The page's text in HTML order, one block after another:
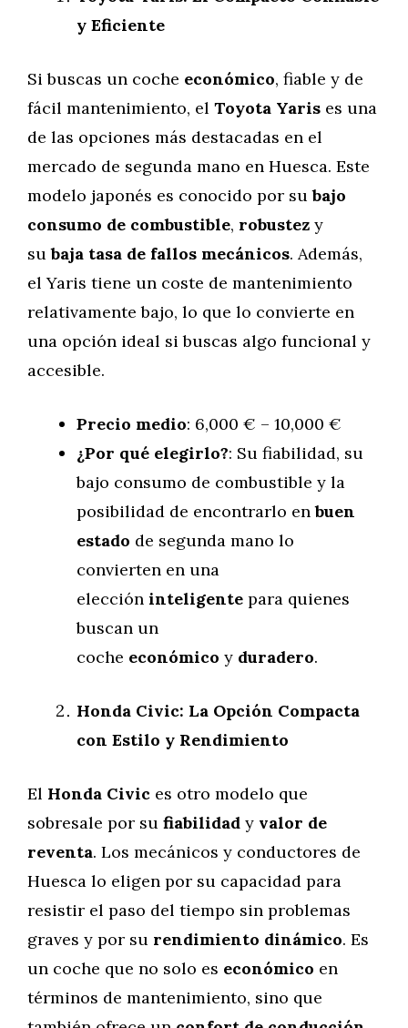
y Eficiente
Si buscas un coche económico, fiable y de
fácil mantenimiento, el Toyota Yaris es una
de las opciones más destacadas en el
mercado de segunda mano en Huesca. Este
modelo japonés es conocido por subajo
consumo de combustible, robustez y
subaja tasa de fallos mecánicos. Además,
el Yaris tiene un coste de mantenimiento
relativamente bajo, lo que lo convierte en
una opción ideal si buscas algo funcional y
accesible.
Precio medio: 6,000 € – 10,000 €
¿Por qué elegirlo?: Su fiabilidad, su
bajo consumo de combustible y la
posibilidad de encontrarlo enbuen
estado de segunda mano lo
convierten en una
elección inteligente para quienes
buscan un
coche económico y duradero.
Honda Civic: La Opción Compacta
con Estilo y Rendimiento
El Honda Civic es otro modelo que
sobresale por su fiabilidad y valor de
reventa. Los mecánicos y conductores de
Huesca lo eligen por su capacidad para
resistir el paso del tiempo sin problemas
graves y por su rendimiento dinámico. Es
un coche que no solo es económico en
términos de mantenimiento, sino que